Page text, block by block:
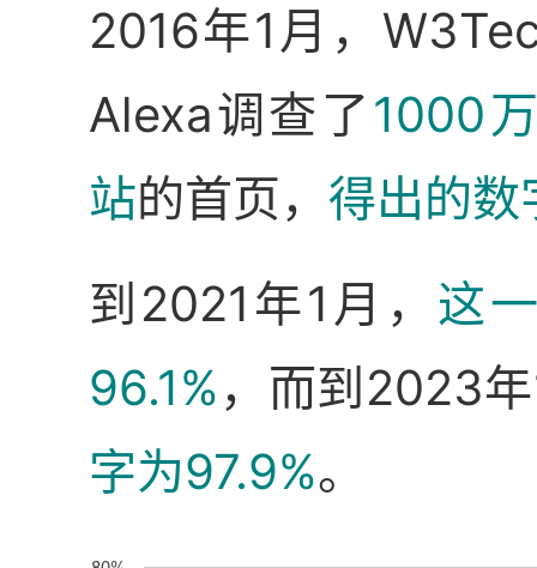
2016年1月，
Alexa调查了1000
站的首页， 得出的
到2021年1月， 这
96.1%，而到2023
字为97.9%。